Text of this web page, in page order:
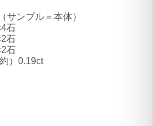
サンプル＝本体）
石
石
石
）0.19ct